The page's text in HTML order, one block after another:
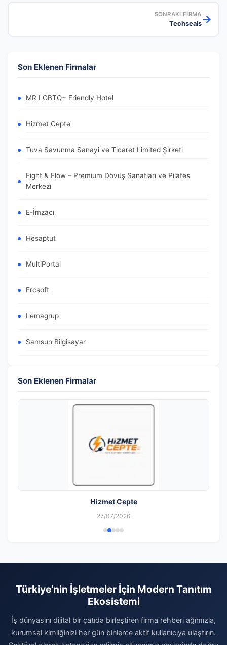
SONRAKI FIRMA
Techseals→
Son Eklenen Firmalar
MR LGBTQ+ Friendly Hotel
Hizmet Cepte
Tuva Savunma Sanayi ve Ticaret Limited Şirketi
Fight & Flow – Premium Dövüş Sanatları ve Pilates
Merkezi
E-İmzacı
Hesaptut
MultiPortal
Ercsoft
Lemagrup
Samsun Bilgisayar
Son Eklenen Firmalar
Hizmet Cepte
27/07/2026
Türkiye’nin İşletmeler İçin Modern Tanıtım
Ekosistemi
İş dünyasını dijital bir çatıda birleştiren firma rehberi ağımızla,
kurumsal kimliğinizi her gün binlerce aktif kullanıcıya ulaştırın.